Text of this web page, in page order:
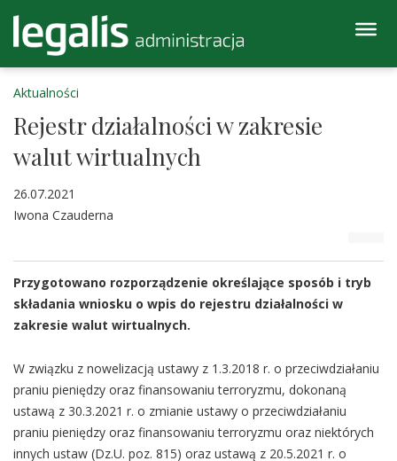
Aktualności
Rejestr działalności w zakresie
walut wirtualnych
26.07.2021
Iwona Czauderna
Przygotowano rozporządzenie określające sposób i tryb
składania wniosku o wpis do rejestru działalności w
zakresie walut wirtualnych.
W związku z nowelizacją ustawy z 1.3.2018 r. o przeciwdziałaniu
praniu pieniędzy oraz finansowaniu terroryzmu, dokonaną
ustawą z 30.3.2021 r. o zmianie ustawy o przeciwdziałaniu
praniu pieniędzy oraz finansowaniu terroryzmu oraz niektórych
innych ustaw (Dz.U. poz. 815) oraz ustawą z 20.5.2021 r. o